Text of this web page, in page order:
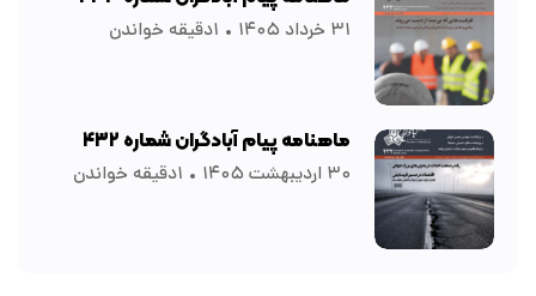
۳۱ خرداد ۱۴۰۵ ۱دقیقه خواندن
ماهنامه پیام آبادگران شماره ۴۳۲
۳۰ اردیبهشت ۱۴۰۵ ۱دقیقه خواندن